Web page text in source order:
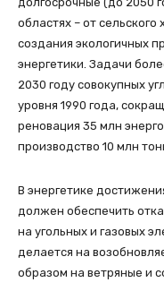
областях – от сельского
создания экологичных
энергетики. Задачи
2030 году совокупных
уровня 1990 года,
реновация 35 млн
производство 10 млн
В энергетике
должен обеспечить
на угольных и газовых
делается на
образом на ветряные и